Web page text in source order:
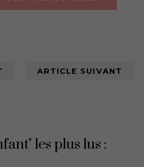
ARTICLE SUIVANT
les plus lus :